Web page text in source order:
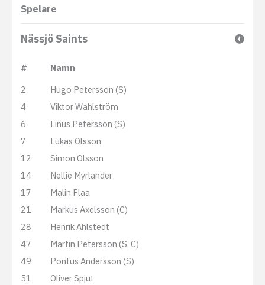
Spelare
Nässjö Saints
#
Namn
2
Hugo Petersson (S)
4
Viktor Wahlström
6
Linus Petersson (S)
7
Lukas Olsson
12
Simon Olsson
14
Nellie Myrlander
17
Malin Flaa
21
Markus Axelsson (C)
28
Henrik Ahlstedt
47
Martin Petersson (S, C)
49
Pontus Andersson (S)
51
Oliver Spjut